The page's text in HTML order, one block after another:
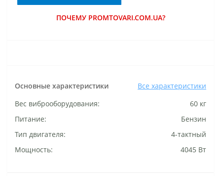
ПОЧЕМУ PROMTOVARI.COM.UA?
Основные характеристики
Все характеристики
Вес виброоборудования:
60 кг
Питание:
Бензин
Тип двигателя:
4-тактный
Мощность:
4045 Вт